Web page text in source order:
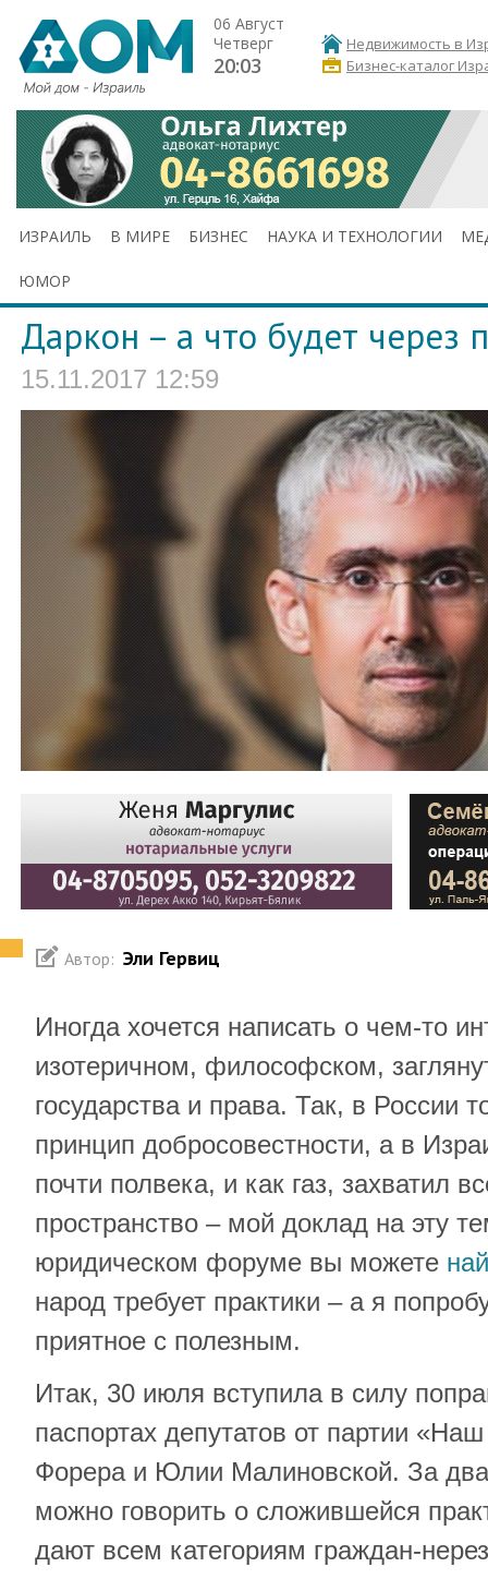
06 Август
Четверг
20:03
Недвижимость в
Бизнес-каталог
ИЗРАИЛЬ В МИРЕ БИЗНЕС НАУКА И ТЕХНОЛОГИИ
ЮМОР
Даркон – а что будет через
15.11.2017 12:59
Автор: Эли Гервиц
Иногда хочется написать о чем-то
изотеричном, философском,
государства и права. Так, в России
принцип добросовестности, а в
почти полвека, и как газ, захватил
пространство – мой доклад на эту
юридическом форуме вы можете
народ требует практики – а я
приятное с полезным.
Итак, 30 июля вступила в силу
паспортах депутатов от партии
Форера и Юлии Малиновской. За
можно говорить о сложившейся
дают всем категориям граждан-